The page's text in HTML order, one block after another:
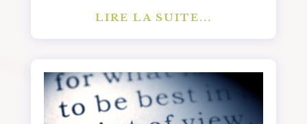
LIRE LA SUITE...